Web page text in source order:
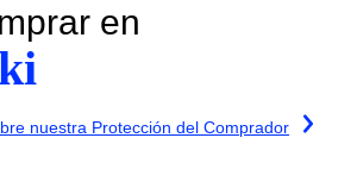
en
nuestra Protección del Comprador